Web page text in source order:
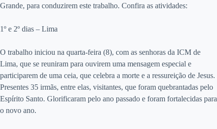
Grande, para conduzirem este trabalho. Confira as atividades:
1º e 2º dias – Lima
O trabalho iniciou na quarta-feira (8), com as senhoras da ICM de
Lima, que se reuniram para ouvirem uma mensagem especial e
participarem de uma ceia, que celebra a morte e a ressureição de Jesus.
Presentes 35 irmãs, entre elas, visitantes, que foram quebrantadas pelo
Espírito Santo. Glorificaram pelo ano passado e foram fortalecidas para
o novo ano.